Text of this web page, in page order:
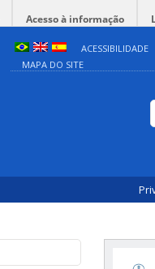
Acesso à informação
ACESSIBILIDADE
MAPA DO SITE